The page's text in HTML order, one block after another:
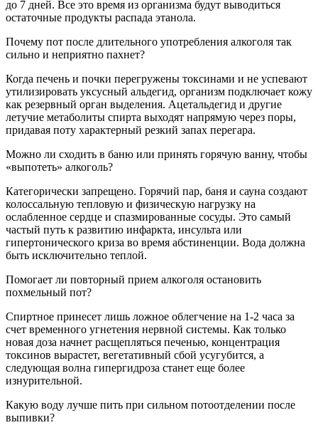
до 7 дней. Все это время из организма будут выводиться
остаточные продукты распада этанола.
Почему пот после длительного употребления алкоголя так
сильно и неприятно пахнет?
Когда печень и почки перегружены токсинами и не успевают
утилизировать уксусный альдегид, организм подключает кожу
как резервный орган выделения. Ацетальдегид и другие
летучие метаболиты спирта выходят напрямую через поры,
придавая поту характерный резкий запах перегара.
Можно ли сходить в баню или принять горячую ванну, чтобы
«выпотеть» алкоголь?
Категорически запрещено. Горячий пар, баня и сауна создают
колоссальную тепловую и физическую нагрузку на
ослабленное сердце и спазмированные сосуды. Это самый
частый путь к развитию инфаркта, инсульта или
гипертонического криза во время абстиненции. Вода должна
быть исключительно теплой.
Помогает ли повторный прием алкоголя остановить
похмельный пот?
Спиртное принесет лишь ложное облегчение на 1-2 часа за
счет временного угнетения нервной системы. Как только
новая доза начнет расщепляться печенью, концентрация
токсинов вырастет, вегетативный сбой усугубится, а
следующая волна гипергидроза станет еще более
изнурительной.
Какую воду лучше пить при сильном потоотделении после
выпивки?